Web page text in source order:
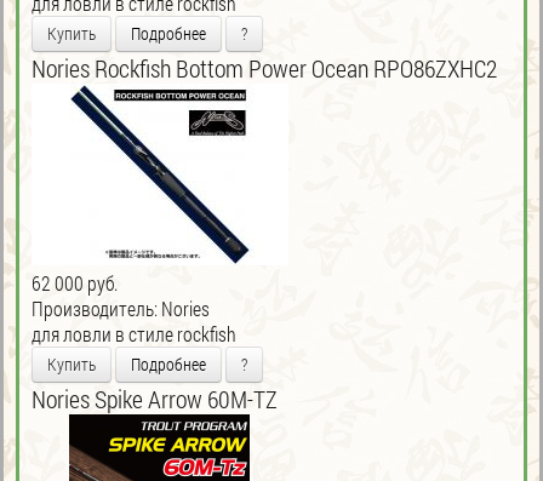
Купить Подробнее ?
Nories Rockfish Bottom Power Ocean RPO86ZXHC2
62 000 руб.
Производитель: Nories
для ловли в стиле rockfish
Купить Подробнее ?
Nories Spike Arrow 60M-TZ